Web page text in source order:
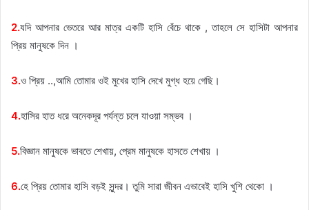
2.যদি আপনার ভেতরে আর মাত্র একটি হাসি বেঁচে থাকে , তাহলে সে হাসিটা আপনার
প্রিয় মানুষকে দিন ।
3.ও প্রিয় ..,আমি তোমার ওই মুখের হাসি দেখে মুগ্ধ হয়ে গেছি।
4.হাসির হাত ধরে অনেকদূর পর্যন্ত চলে যাওয়া সম্ভব ।
5.বিজ্ঞান মানুষকে ভাবতে শেখায়, প্রেম মানুষকে হাসতে শেখায় ।
6.হে প্রিয় তোমার হাসি বড়ই সুন্দর। তুমি সারা জীবন এভাবেই হাসি খুশি থেকো ।